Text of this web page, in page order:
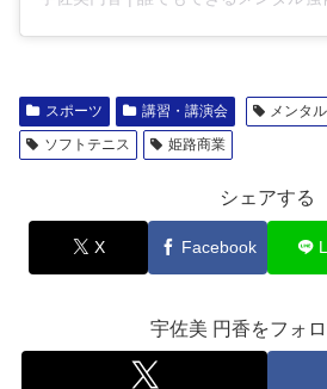
スポーツ 講習・講演会
メンタ
ソフトテニス
姫路商業
シェアする
X Facebook
宇佐美 円香をフォ